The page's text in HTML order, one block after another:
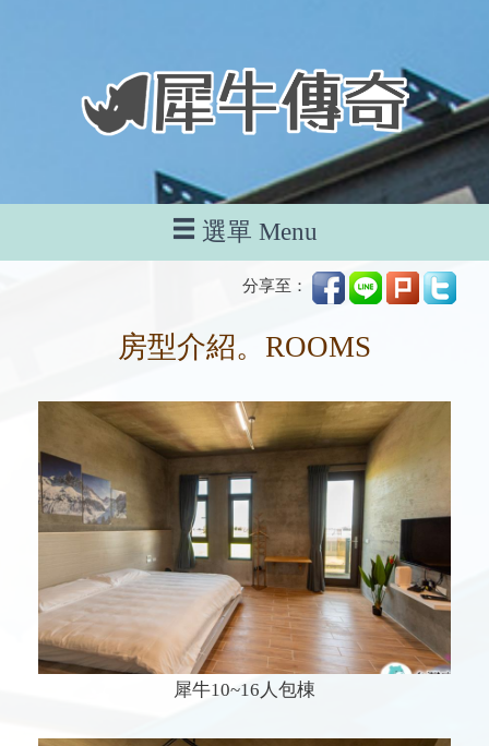
選單 Menu
分享至：
房型介紹。ROOMS
犀牛10~16人包棟